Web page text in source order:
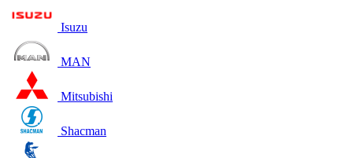
Isuzu
MAN
Mitsubishi
Shacman